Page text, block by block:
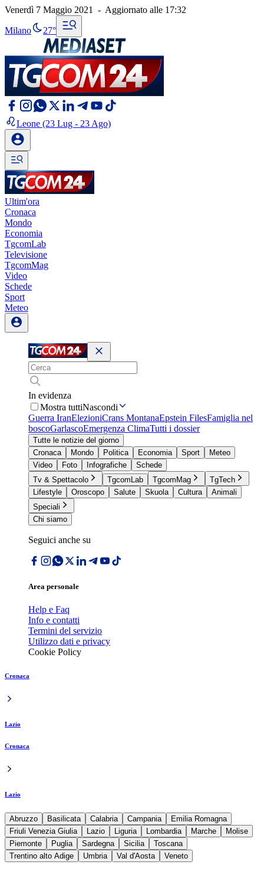
Venerdì 7 Maggio 2021 - Aggiornato alle 17:32
Milano 27°
Leone (23 Lug - 23 Ago)
Ultim'ora
Cronaca
Mondo
Economia
TgcomLab
Televisione
TgcomMag
Video
Schede
Sport
Meteo
In evidenza
Mostra tuttiNascondi
Guerra IranElezioniCrans MontanaEpstein FilesFamiglia nel
boscoGarlascoEmergenza ClimaTutti i dossier
Tutte le notizie del giorno
Cronaca
Mondo Politica Economia Sport
Meteo
Video
Foto Infografiche
Schede
Tv & Spettacolo
TgcomLab TgcomMag
TgTech
Lifestyle
Oroscopo Salute Skuola Cultura
Animali
Speciali
Chi siamo
Seguici anche su
Area personale
Help e Faq
Info e contatti
Termini del servizio
Utilizzo dati e privacy
Cookie Policy
Cronaca
Lazio
Cronaca
Lazio
Abruzzo Basilicata Calabria Campania
Emilia Romagna
Friuli Venezia Giulia
Lazio Liguria Lombardia Marche
Molise
Piemonte
Puglia Sardegna Sicilia
Toscana
Trentino alto Adige
Umbria Val d'Aosta Veneto